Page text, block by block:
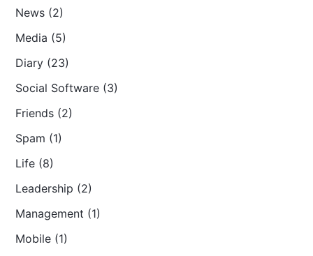
News (2)
Media (5)
Diary (23)
Social Software (3)
Friends (2)
Spam (1)
Life (8)
Leadership (2)
Management (1)
Mobile (1)